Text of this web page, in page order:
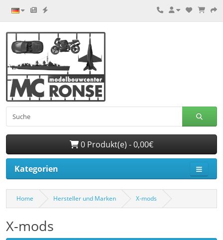
0 Produkt(e) - 0,00€
Kategorien
Home Hersteller und Marken X-mods
X-mods